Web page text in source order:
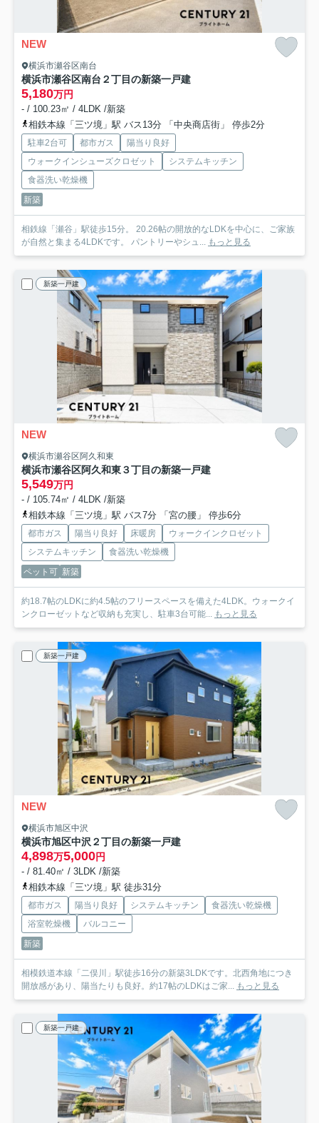
NEW
横浜市瀬谷区南台
横浜市瀬谷区南台２丁目の新築一戸建
5,180万円
- / 100.23㎡ / 4LDK /新築
相鉄本線「三ツ境」駅 バス13分 「中央商店街」 停歩2分
駐車2台可 都市ガス
陽当り良好
ウォークインシューズクロゼット
システムキッチン
食器洗い乾燥機
新築
相鉄線「瀬谷」駅徒歩15分。 20.26帖の開放的なLDKを中心に、ご家族
が自然と集まる4LDKです。 パントリーやシュ... もっと見る
新築一戸建
NEW
横浜市瀬谷区阿久和東
横浜市瀬谷区阿久和東３丁目の新築一戸建
5,549万円
- / 105.74㎡ / 4LDK /新築
相鉄本線「三ツ境」駅 バス7分 「宮の腰」 停歩6分
都市ガス 陽当り良好 床暖房
ウォークインクロゼット
システムキッチン
食器洗い乾燥機
ペット可 新築
約18.7帖のLDKに約4.5帖のフリースペースを備えた4LDK。ウォークイ
ンクローゼットなど収納も充実し、駐車3台可能... もっと見る
新築一戸建
NEW
横浜市旭区中沢
横浜市旭区中沢２丁目の新築一戸建
4,898万5,000円
- / 81.40㎡ / 3LDK /新築
相鉄本線「三ツ境」駅 徒歩31分
都市ガス 陽当り良好 システムキッチン
食器洗い乾燥機
浴室乾燥機
バルコニー
新築
相模鉄道本線「二俣川」駅徒歩16分の新築3LDKです。北西角地につき
開放感があり、陽当たりも良好。約17帖のLDKはご家... もっと見る
新築一戸建